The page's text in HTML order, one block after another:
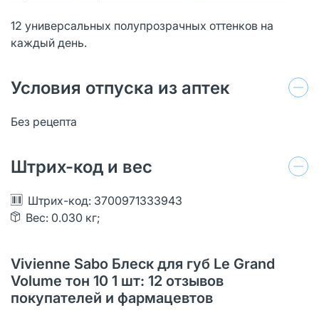
12 универсальных полупрозрачных оттенков на
каждый день.
Условия отпуска из аптек
Без рецепта
Штрих-код и вес
Штрих-код: 3700971333943
Вес: 0.030 кг;
Vivienne Sabo Блеск для губ Le Grand
Volume тон 10 1 шт: 12 отзывов
покупателей и фармацевтов